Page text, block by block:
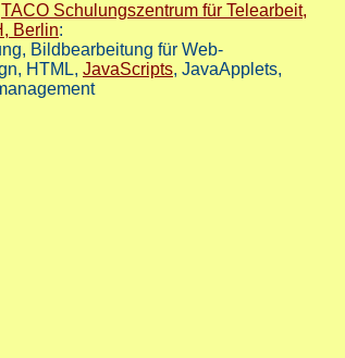
TACO Schulungszentrum für Telearbeit,
Berlin:
Bildbearbeitung für Web-
HTML, JavaScripts, JavaApplets,